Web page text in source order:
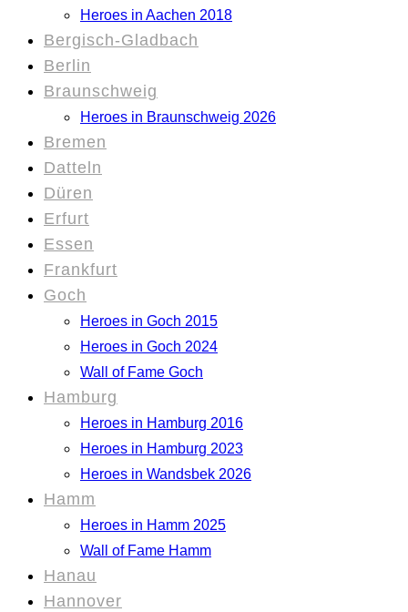
Heroes in Aachen 2018
Bergisch-Gladbach
Berlin
Braunschweig
Heroes in Braunschweig 2026
Bremen
Datteln
Düren
Erfurt
Essen
Frankfurt
Goch
Heroes in Goch 2015
Heroes in Goch 2024
Wall of Fame Goch
Hamburg
Heroes in Hamburg 2016
Heroes in Hamburg 2023
Heroes in Wandsbek 2026
Hamm
Heroes in Hamm 2025
Wall of Fame Hamm
Hanau
Hannover